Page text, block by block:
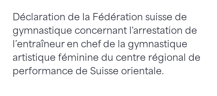
Déclaration de la Fédération suisse de
gymnastique concernant l'arrestation de
l’entraîneur en chef de la gymnastique
artistique féminine du centre régional de
performance de Suisse orientale.